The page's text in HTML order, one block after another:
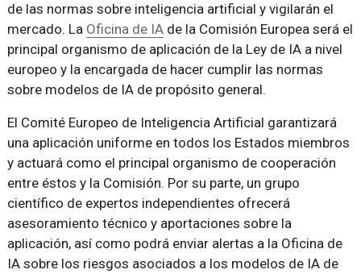
de las normas sobre inteligencia artificial y vigilarán el
mercado. La Oficina de IAde la Comisión Europea será el
principal organismo de aplicación de la Ley de IA a nivel
europeo y la encargada de hacer cumplir las normas
sobre modelos de IA de propósito general.
El Comité Europeo de Inteligencia Artificial garantizará
una aplicación uniforme en todos los Estados miembros
y actuará como el principal organismo de cooperación
entre éstos y la Comisión. Por su parte, un grupo
científico de expertos independientes ofrecerá
asesoramiento técnico y aportaciones sobre la
aplicación, así como podrá enviar alertas a la Oficina de
IA sobre los riesgos asociados a los modelos de IA de